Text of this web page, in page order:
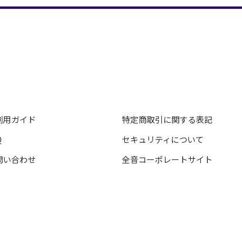
用ガイド
い合わせ
特定商取引に関する表記
セキュリティについて
全音コーポレートサイト